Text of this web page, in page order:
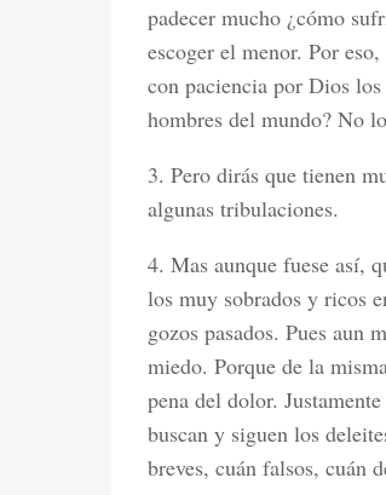
padecer mucho ¿cómo
escoger el menor. Por
con paciencia por Dios los
hombres del mundo? No
3. Pero dirás que tienen
algunas tribulaciones.
4. Mas aunque fuese así,
los muy sobrados y ricos
gozos pasados. Pues aun
miedo. Porque de la
pena del dolor.
buscan y siguen los
breves, cuán falsos, cuán